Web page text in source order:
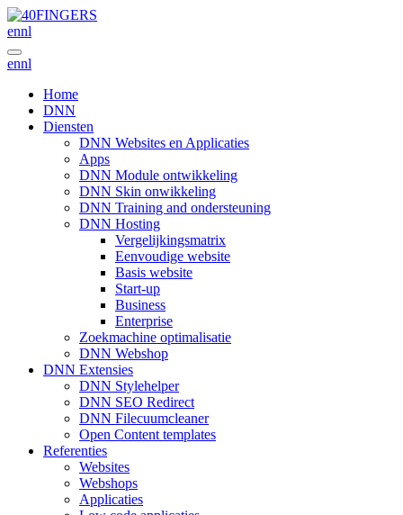
ennl
ennl
Home
DNN
Diensten
DNN Websites en Applicaties
Apps
DNN Module ontwikkeling
DNN Skin onwikkeling
DNN Training and ondersteuning
DNN Hosting
Vergelijkingsmatrix
Eenvoudige website
Basis website
Start-up
Business
Enterprise
Zoekmachine optimalisatie
DNN Webshop
DNN Extensies
DNN Stylehelper
DNN SEO Redirect
DNN Filecuumcleaner
Open Content templates
Referenties
Websites
Webshops
Applicaties